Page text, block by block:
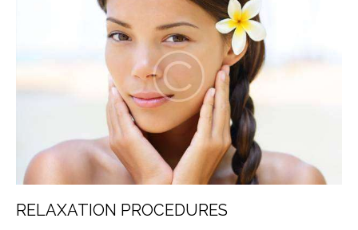
RELAXATION PROCEDURES